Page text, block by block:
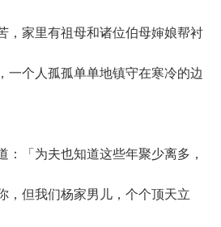
，家里有祖母和诸位伯母婶娘帮衬
一个人孤孤单单地镇守在寒冷的边
「为夫也知道这些年聚少离多，
，但我们杨家男儿，个个顶天立